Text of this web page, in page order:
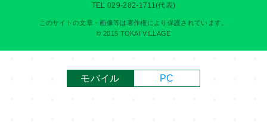
TEL 029-282-1711(代表)
このサイトの文章・画像等は著作権により保護されています。
© 2015 TOKAI VILLAGE
モバイル PC